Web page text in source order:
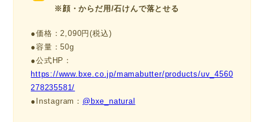
※顔・からだ用/石けんで落とせる
●価格：2,090円(税込)
●容量：50g
●公式HP：
https://www.bxe.co.jp/mamabutter/products/uv_4560
278235581/
●Instagram： @bxe_natural